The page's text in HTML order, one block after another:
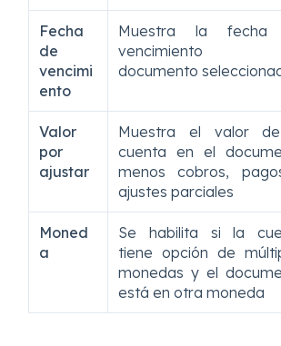
Fecha
de
vencimi
ento
Muestra la fecha
vencimiento
documento
Valor
por
ajustar
Muestra el valor
cuenta en el
menos cobros,
ajustes parciales
Moned
a
Se habilita si la
tiene opción de
monedas y el
está en otra moneda